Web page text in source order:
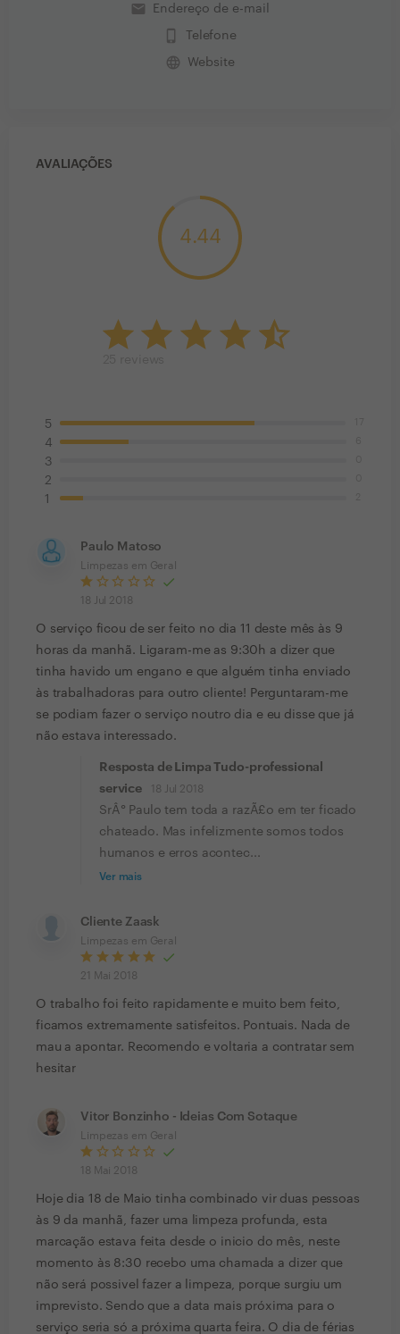
email Endereço de e-mail
phone_iphone Telefone
language Website
AVALIAÇÕES
4.44
5
4
3
2
1
Paulo Matoso
Limpezas em Geral
18 Jul 2018
O serviço ficou de ser feito no dia 11 deste mês às 9
horas da manhã. Ligaram-me as 9:30h a dizer que
tinha havido um engano e que alguém tinha enviado
às trabalhadoras para outro cliente! Perguntaram-me
se podiam fazer o serviço noutro dia e eu disse que já
não estava interessado.
Resposta de Limpa Tudo-professional
service
18 Jul 2018
SrÂ° Paulo tem toda a razÃ£o em ter ficado
chateado. Mas infelizmente somos todos
humanos e erros acontec...
Ver mais
Cliente Zaask
Limpezas em Geral
21 Mai 2018
O trabalho foi feito rapidamente e muito bem feito,
ficamos extremamente satisfeitos. Pontuais. Nada de
mau a apontar. Recomendo e voltaria a contratar sem
hesitar
Vitor Bonzinho - Ideias Com Sotaque
Limpezas em Geral
18 Mai 2018
Hoje dia 18 de Maio tinha combinado vir duas pessoas
às 9 da manhã, fazer uma limpeza profunda, esta
marcação estava feita desde o inicio do mês, neste
momento às 8:30 recebo uma chamada a dizer que
não será possivel fazer a limpeza, porque surgiu um
imprevisto. Sendo que a data mais próxima para o
serviço seria só a próxima quarta feira. O dia de férias